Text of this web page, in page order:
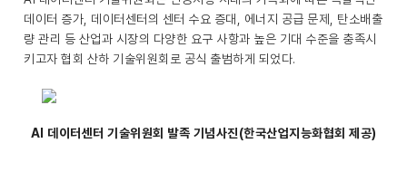
데이터 증가, 데이터센터의 센터 수요 증대, 에너지 공급 문제, 탄소배출
량 관리 등 산업과 시장의 다양한 요구 사항과 높은 기대 수준을 충족시
키고자 협회 산하 기술위원회로 공식 출범하게 되었다.
AI 데이터센터 기술위원회 발족 기념사진(한국산업지능화협회 제공)